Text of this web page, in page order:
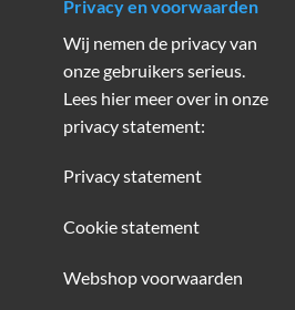
Privacy en voorwaarden
Wij nemen de privacy van
onze gebruikers serieus.
Lees hier meer over in onze
privacy statement:
Privacy statement
Cookie statement
Webshop voorwaarden